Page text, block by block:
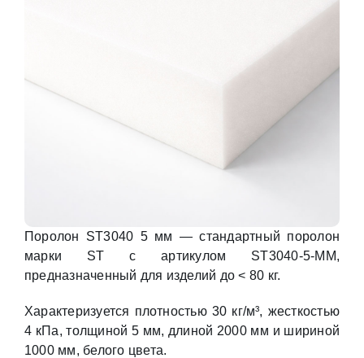
Поролон ST3040 5 мм — стандартный поролон
марки ST с артикулом ST3040-5-MM,
предназначенный для изделий до < 80 кг.
Характеризуется плотностью 30 кг/м³, жесткостью
4 кПа, толщиной 5 мм, длиной 2000 мм и шириной
1000 мм, белого цвета.